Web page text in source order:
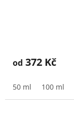
od 372 Kč
50 ml 100 ml